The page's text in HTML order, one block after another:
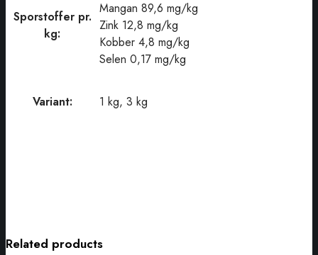
Sporstoffer pr.
kg:
Mangan 89,6 mg/kg
Zink 12,8 mg/kg
Kobber 4,8 mg/kg
Selen 0,17 mg/kg
Variant: 1 kg, 3 kg
Related products